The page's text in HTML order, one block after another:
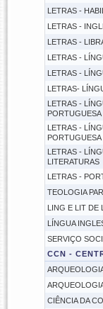
LETRAS -
LETRAS -
LETRAS -
LETRAS -
LETRAS -
LETRAS-
LETRAS -
PORTUGUESA
LETRAS -
PORTUGUESA
LETRAS -
LITERATURAS
LETRAS -
TEOLOGIA
LING E LIT DE
LÍNGUA
SERVIÇO
CCN -
CIÊNCIA DA